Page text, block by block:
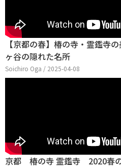
【京都の春】椿の寺・霊鑑寺
ヶ谷の隠れた名所
Soichiro Oga / 2025-04-08
京都 椿の寺 霊鑑寺 2020春